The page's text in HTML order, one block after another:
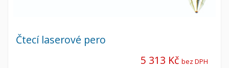
Čtecí laserové pero
5 313 Kč bez DPH